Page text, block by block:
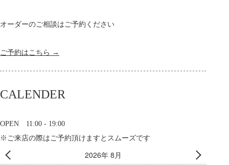
オーダーのご相談はご予約ください
ご予約はこちら →
CALENDER
OPEN 11:00 - 19:00
※ご来店の際はご予約頂けますとスムーズです
2026年 8月